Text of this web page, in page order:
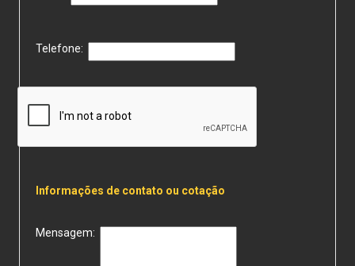
Telefone:
Informações de contato ou cotação
Mensagem: